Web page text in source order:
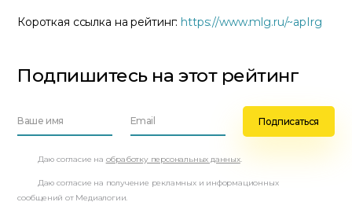
Короткая ссылка на рейтинг: https://www.mlg.ru/~apIrg
Подпишитесь на этот рейтинг
Даю согласие на обработку персональных данных.
Даю согласие на получение рекламных и информационных
сообщений от Медиалогии.